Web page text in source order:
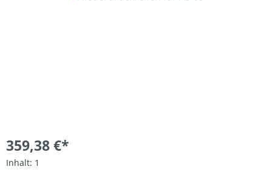
359,38 €*
Inhalt: 1